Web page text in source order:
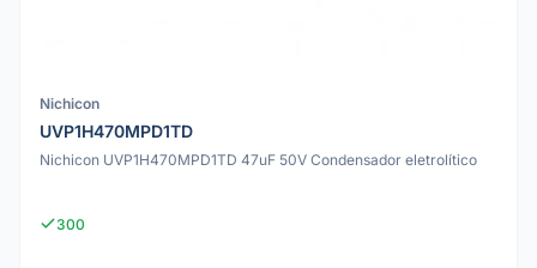
Nichicon
UVP1H470MPD1TD
Nichicon UVP1H470MPD1TD 47uF 50V Condensador eletrolítico
300